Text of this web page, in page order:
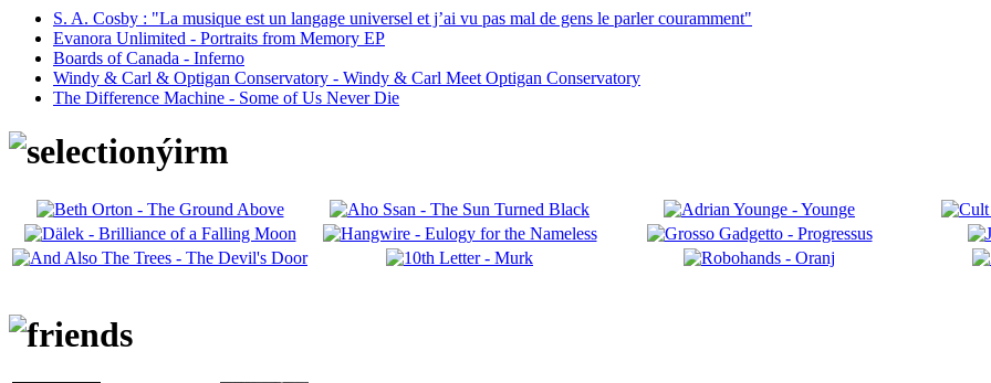
S. A. Cosby : "La musique est un langage universel et j’ai vu pas mal de gens le parler couramment"
Evanora Unlimited - Portraits from Memory EP
Boards of Canada - Inferno
Windy & Carl & Optigan Conservatory - Windy & Carl Meet Optigan Conservatory
The Difference Machine - Some of Us Never Die